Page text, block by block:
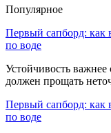
Популярное
Первый сапборд: как
по воде
Устойчивость
должен прощать
Первый сапборд: как
по воде